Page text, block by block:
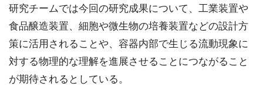
研究チームでは今回の研究成果について、工業装置や
食品醸造装置、細胞や微生物の培養装置などの設計方
策に活用されることや、容器内部で生じる流動現象に
対する物理的な理解を進展させることにつながること
が期待されるとしている。